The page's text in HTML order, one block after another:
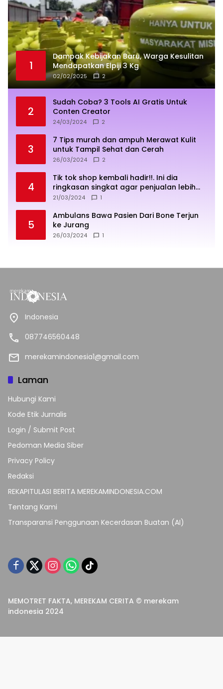
1
Dampak Kebijakan Baru, Warga Kesulitan
Mendapatkan Elpiji 3 Kg
02/02/2025 2
2
Sudah Coba? 3 Tools AI Gratis Untuk
Conten Creator
24/03/2024 2
3
7 Tips murah dan ampuh Merawat Kulit
untuk Tampil Sehat dan Cerah
26/03/2024 2
4
Tik tok shop kembali hadir!!. Ini dia
ringkasan singkat agar penjualan lebih
sukses
21/03/2024 1
5
Ambulans Bawa Pasien Dari Bone Terjun
ke Jurang
26/03/2024 1
Indonesia
087746560448
merekamindonesia1@gmail.com
Laman
Hubungi Kami
Kode Etik Jurnalis
Login / Submit Post
Pedoman Media Siber
Privacy Policy
Redaksi
REKAPITULASI BERITA MEREKAMINDONESIA.COM
Tentang Kami
Transparansi Penggunaan Kecerdasan Buatan (AI)
MEMOTRET FAKTA, MEREKAM CERITA © merekam
indonesia 2024